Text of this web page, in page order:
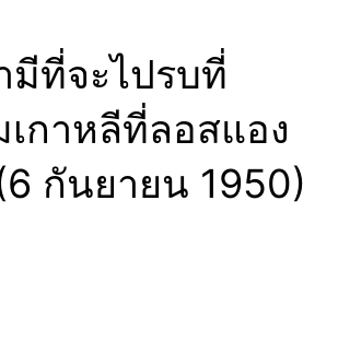
มีที่จะไปรบที่
เกาหลีที่ลอสแอง
กันยายน 1950)